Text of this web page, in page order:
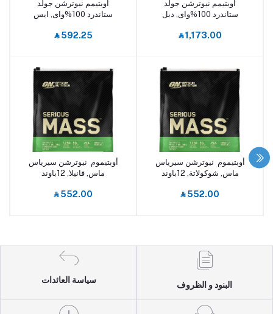
أضف إلى السلة
اوبتيمم نيوترشن جولد
ستاندرد 100%واى, دبل
‎⃁ 1,173.00
أضف إلى السلة
اوبتيمم نيوترشن جولد
ستاندرد 100%واى, ايس
‎⃁ 592.25
أضف إلى السلة
أوبتيموم نيوترشن سيرياس
ماس, شوكولاتة, 12باوند
‎⃁ 552.00
أضف إلى السلة
أوبتيموم نيوترشن سيرياس
ماس, فانيلا, 12باوند
‎⃁ 552.00
البنود و الظروف
سياسة العائدات